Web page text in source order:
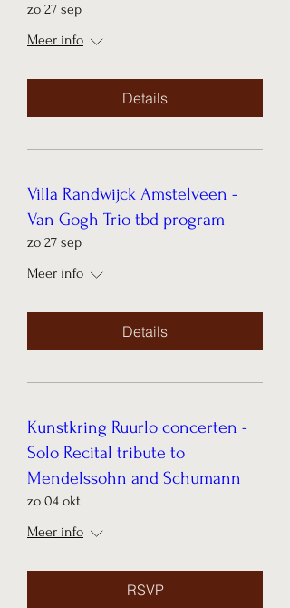
zo 27 sep
Meer info
Details
Villa Randwijck Amstelveen -
Van Gogh Trio tbd program
zo 27 sep
Meer info
Details
Kunstkring Ruurlo concerten -
Solo Recital tribute to
Mendelssohn and Schumann
zo 04 okt
Meer info
RSVP